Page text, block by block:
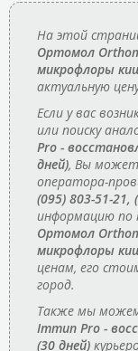
На этой
Ортомол
микрофлоры
актуальную
Если у вас
или поиску
Pro -
дней), Вы
оператора-
(095) 803-51-21,
информацию по
Ортомол
микрофлоры
ценам, его
город.
Также мы
Immun Pro -
(30 дней)